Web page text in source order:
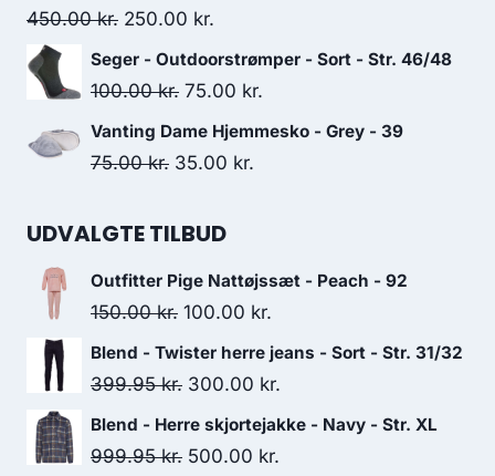
150.00 kr..
450.00kr. Original
price
was:
250.00 kr.
price
is:
Seger - Outdoorstrømper - Sort - Str. 46/48
100.00kr. Original
price
was:
75.00 kr.
price
Vanting Dame Hjemmesko - Grey - 39
75.00kr. Original
was:
35.00 kr.
UDVALGTE TILBUD
Outfitter Pige Nattøjssæt - Peach - 92
150.00kr. Original
price
was:
100.00 kr.
price
is:
Blend - Twister herre jeans - Sort - Str. 31/32
399.95kr. Original
price
was:
300.00 kr.
price
Blend - Herre skjortejakke - Navy - Str. XL
999.95kr. Original
500.00 kr.